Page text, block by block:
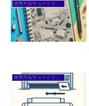
使用方法/チュートリアル